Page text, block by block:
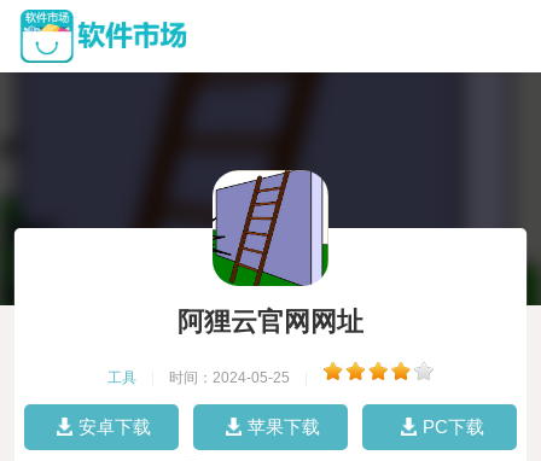
阿狸云官网网址
工具 时间：2024-05-25
安卓下载 苹果下载 PC下载